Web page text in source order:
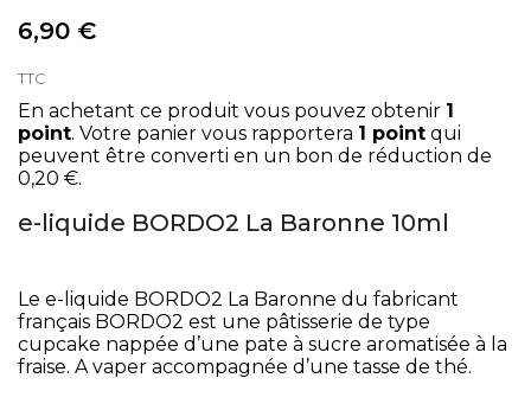
6,90 €
TTC
En achetant ce produit vous pouvez obtenir 1
point. Votre panier vous rapportera 1 point qui
peuvent être converti en un bon de réduction de
0,20 €.
e-liquide BORDO2 La Baronne 10ml
Le e-liquide BORDO2 La Baronne du fabricant
français BORDO2 est une pâtisserie de type
cupcake nappée d’une pate à sucre aromatisée à la
fraise. A vaper accompagnée d’une tasse de thé.